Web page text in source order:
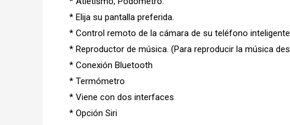
* Elija su pantalla preferida.
* Control remoto de la cámara de su teléfono
* Reproductor de música. (Para reproducir la música
* Conexión Bluetooth
* Termómetro
* Viene con dos interfaces
* Opción Siri